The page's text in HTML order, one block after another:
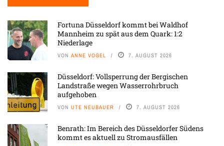
Fortuna Düsseldorf kommt bei Waldhof
Mannheim zu spät aus dem Quark: 1:2
Niederlage
VON ANNE VOGEL 7. AUGUST 2026
Düsseldorf: Vollsperrung der Bergischen
Landstraße wegen Wasserrohrbruch
aufgehoben
VON UTE NEUBAUER 7. AUGUST 2026
Benrath: Im Bereich des Düsseldorfer Südens
kommt es aktuell zu Stromausfällen